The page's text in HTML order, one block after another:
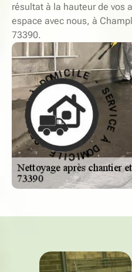
résultat à la hauteur de vos
espace avec nous, à
73390.
S
E
R
V
I
C
E
À
D
O
M
I
C
ILE - SERVI
C
E
À
D
O
M
I
C
I
L
E
-